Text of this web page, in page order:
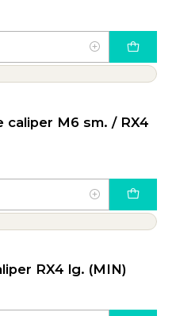
caliper M6 sm. / RX4
RX4 lg. (MIN)